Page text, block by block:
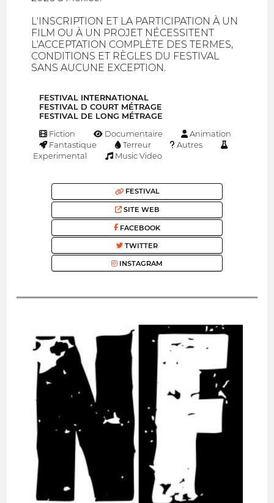
L'INSCRIPTION ET LA PARTICIPATION À UN
FILM OU À UN PROJET NÉCESSITENT
L'ACCEPTATION COMPLÈTE DES TERMES,
CONDITIONS ET RÈGLES DU FESTIVAL
SANS AUCUNE EXCEPTION.
FESTIVAL INTERNATIONAL
FESTIVAL D COURT MÉTRAGE
FESTIVAL DE LONG MÉTRAGE
Fiction Documentaire
Animation
Fantastique
Terreur
Autres
Experimental
Music Video
FESTIVAL
SITE WEB
FACEBOOK
TWITTER
INSTAGRAM